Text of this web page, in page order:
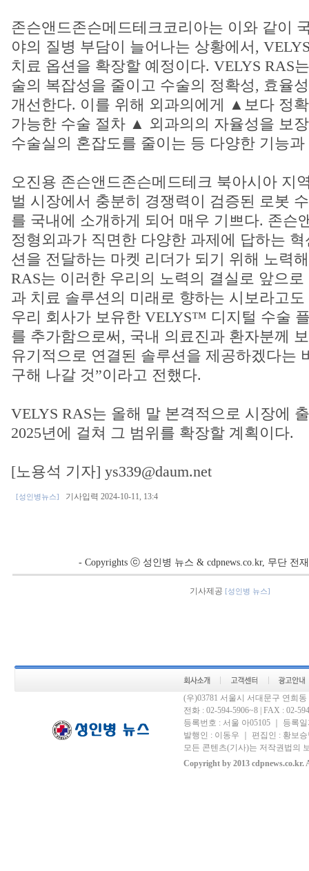
존슨앤드존슨메드테크코리아는 이와 같이
야의 질병 부담이 늘어나는 상황에서,
치료 옵션을 확장할 예정이다. VELYS RAS
술의 복잡성을 줄이고 수술의 정확성, 효율
개선한다. 이를 위해 외과의에게 ▲보다 정
가능한 수술 절차 ▲ 외과의의 자율성을 보
수술실의 혼잡도를 줄이는 등 다양한 기능
오진용 존슨앤드존슨메드테크 북아시아 지
벌 시장에서 충분히 경쟁력이 검증된 로봇
를 국내에 소개하게 되어 매우 기쁘다. 존슨
정형외과가 직면한 다양한 과제에 답하는
션을 전달하는 마켓 리더가 되기 위해 노력
RAS는 이러한 우리의 노력의 결실로 앞으
과 치료 솔루션의 미래로 향하는 시보라고
우리 회사가 보유한 VELYS™ 디지털 수술
를 추가함으로써, 국내 의료진과 환자분께
유기적으로 연결된 솔루션을 제공하겠다는
구해 나갈 것”이라고 전했다.
VELYS RAS는 올해 말 본격적으로 시장에
2025년에 걸쳐 그 범위를 확장할 계획이다.
[노용석 기자] ys339@daum.net
[성인병뉴스] 기사입력 2024-10-11, 13:4
- Copyrights ⓒ 성인병 뉴스 & cdpnews.co.kr, 무단 전
기사제공 [성인병 뉴스]
(우)03781 서울시 서대문구 연희
전화 : 02-594-5906~8 | FAX : 02-
등록번호 : 서울 아05105 ｜ 등록
발행인 : 이동우 ｜ 편집인 : 황보
모든 콘텐츠(기사)는 저작권법의
Copyright by 2013 cdpnews.co.kr.